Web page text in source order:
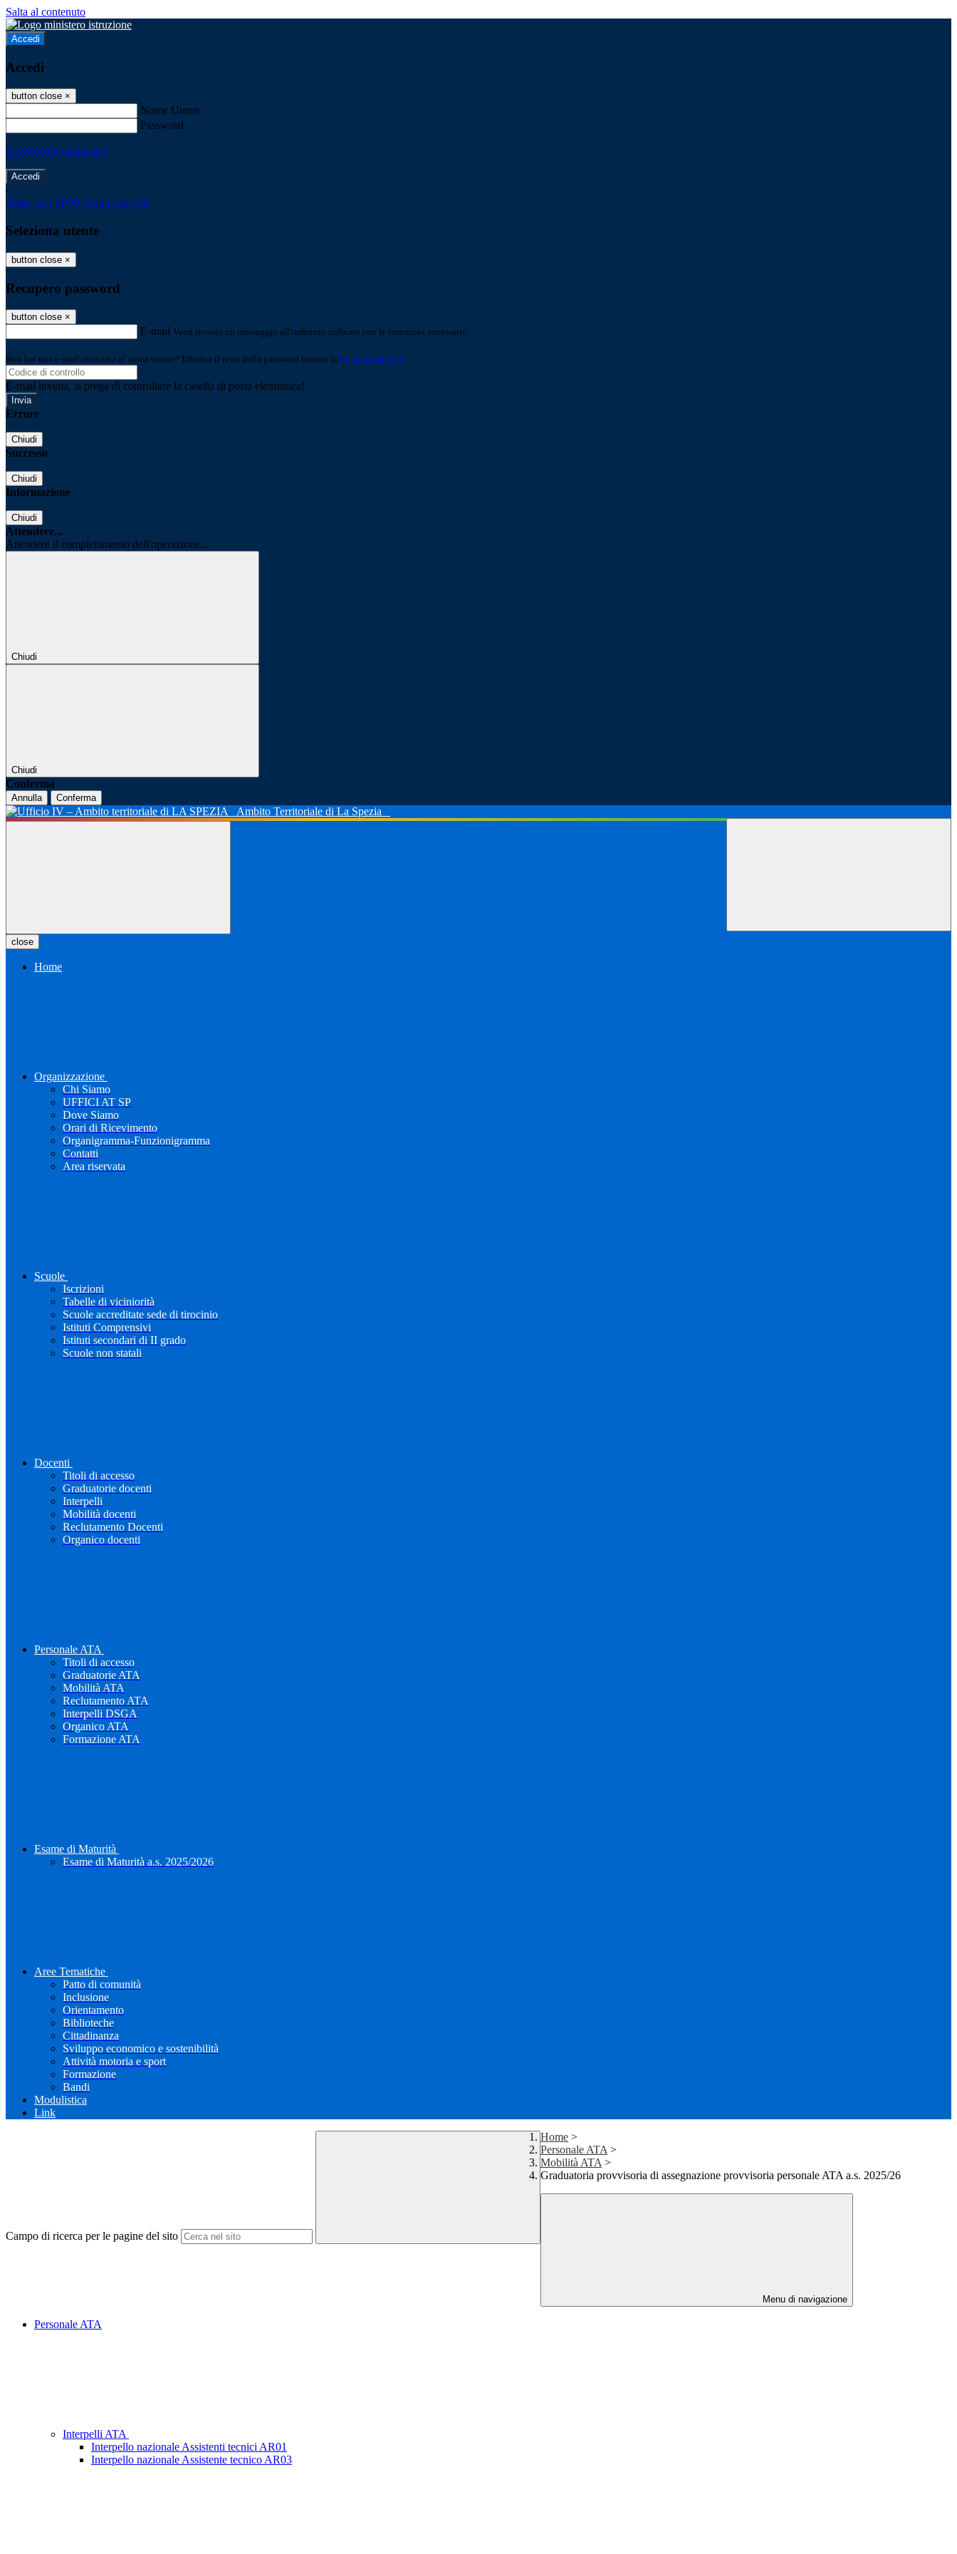
Salta al contenuto
Accedi
Accedi
button close ×
Nome Utente
Password
Password dimenticata?
-
Entra con SPID Entra con CIE
Seleziona utente
button close ×
Recupero password
button close ×
E-mail Verrà inviato un messaggio all'indirizzo indicato con le istruzioni necessarie.
Non hai una e-mail associata al nome utente? Effettua il reset della password tramite la Login Spaggiari
E-mail inviata, si prega di controllare la casella di posta elettronica!
Errore
Chiudi
Successo
Chiudi
Informazione
Chiudi
Attendere...
Attendere il completamento dell'operazione...
Chiudi
Chiudi
Conferma
Annulla Conferma
Ambito Territoriale di La Spezia
close
Home
Organizzazione
Chi Siamo
UFFICI AT SP
Dove Siamo
Orari di Ricevimento
Organigramma-Funzionigramma
Contatti
Area riservata
Scuole
Iscrizioni
Tabelle di viciniorità
Scuole accreditate sede di tirocinio
Istituti Comprensivi
Istituti secondari di II grado
Scuole non statali
Docenti
Titoli di accesso
Graduatorie docenti
Interpelli
Mobilità docenti
Reclutamento Docenti
Organico docenti
Personale ATA
Titoli di accesso
Graduatorie ATA
Mobilità ATA
Reclutamento ATA
Interpelli DSGA
Organico ATA
Formazione ATA
Esame di Maturità
Esame di Maturità a.s. 2025/2026
Aree Tematiche
Patto di comunità
Inclusione
Orientamento
Biblioteche
Cittadinanza
Sviluppo economico e sostenibilità
Attività motoria e sport
Formazione
Bandi
Modulistica
Link
Campo di ricerca per le pagine del sito
Home >
Personale ATA >
Mobilità ATA >
Graduatoria provvisoria di assegnazione provvisoria personale ATA a.s. 2025/26
Menu di navigazione
Personale ATA
Interpelli ATA
Interpello nazionale Assistenti tecnici AR01
Interpello nazionale Assistente tecnico AR03